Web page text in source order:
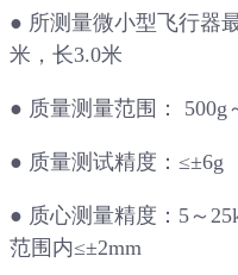
● 所测量微小型飞行器
米，长3.0米
● 质量测量范围： 500g
● 质量测试精度：≤±6g
● 质心测量精度：5～
范围内≤±2mm